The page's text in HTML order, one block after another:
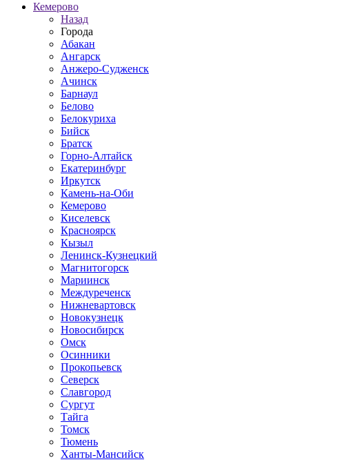
Кемерово
Назад
Города
Абакан
Ангарск
Анжеро-Судженск
Ачинск
Барнаул
Белово
Белокуриха
Бийск
Братск
Горно-Алтайск
Екатеринбург
Иркутск
Камень-на-Оби
Кемерово
Киселевск
Красноярск
Кызыл
Ленинск-Кузнецкий
Магнитогорск
Мариинск
Междуреченск
Нижневартовск
Новокузнецк
Новосибирск
Омск
Осинники
Прокопьевск
Северск
Славгород
Сургут
Тайга
Томск
Тюмень
Ханты-Мансийск